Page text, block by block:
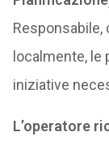
localmente,
iniziative
L’operatore